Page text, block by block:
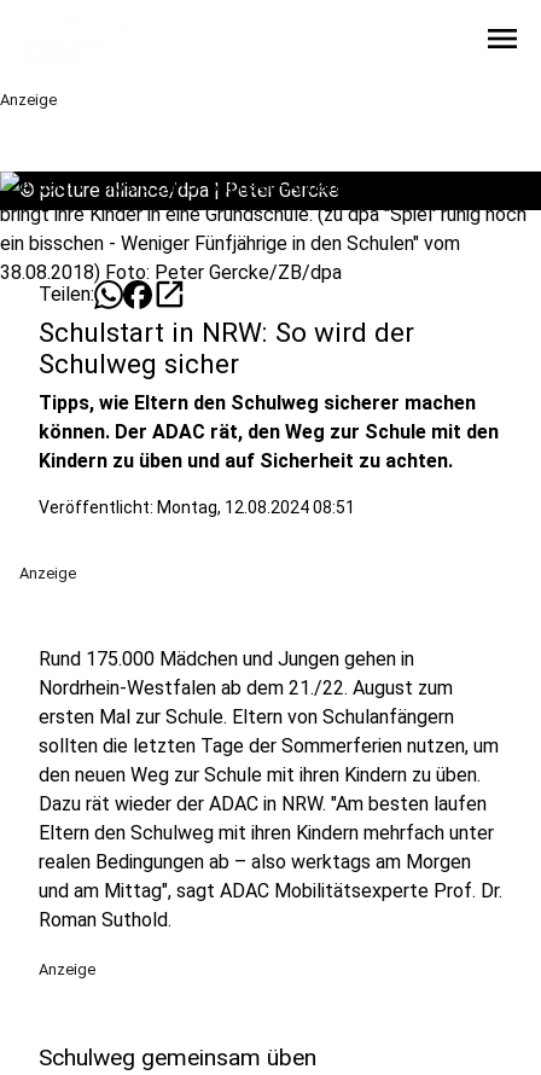
menu
Anzeige
© picture alliance/dpa | Peter Gercke
Teilen: open_in_new
Schulstart in NRW: So wird der
Schulweg sicher
Tipps, wie Eltern den Schulweg sicherer machen
können. Der ADAC rät, den Weg zur Schule mit den
Kindern zu üben und auf Sicherheit zu achten.
Veröffentlicht: Montag, 12.08.2024 08:51
Anzeige
Rund 175.000 Mädchen und Jungen gehen in
Nordrhein-Westfalen ab dem 21./22. August zum
ersten Mal zur Schule. Eltern von Schulanfängern
sollten die letzten Tage der Sommerferien nutzen, um
den neuen Weg zur Schule mit ihren Kindern zu üben.
Dazu rät wieder der ADAC in NRW. "Am besten laufen
Eltern den Schulweg mit ihren Kindern mehrfach unter
realen Bedingungen ab – also werktags am Morgen
und am Mittag", sagt ADAC Mobilitätsexperte Prof. Dr.
Roman Suthold.
Anzeige
Schulweg gemeinsam üben